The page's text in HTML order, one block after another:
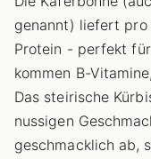
genannt) liefert
Protein - perfekt
kommen B-
Das steirische
nussigen
geschmacklich ab,